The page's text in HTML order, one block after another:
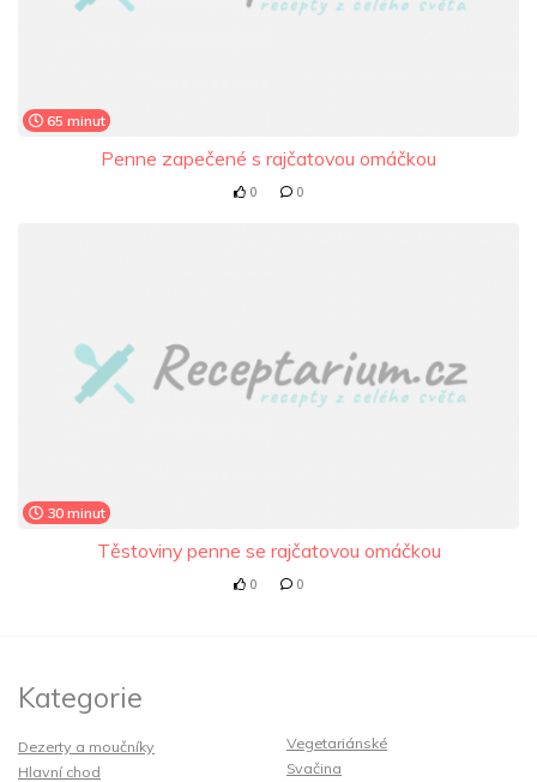
65 minut
Penne zapečené s rajčatovou omáčkou
0 0
30 minut
Těstoviny penne se rajčatovou omáčkou
0 0
Kategorie
Dezerty a moučníky
Hlavní chod
Vegetariánské
Svačina